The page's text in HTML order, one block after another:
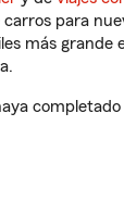
para
más grande